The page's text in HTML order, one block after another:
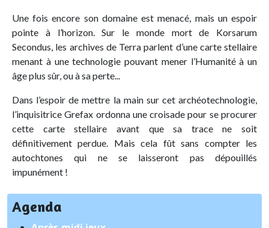
Une fois encore son domaine est menacé, mais un espoir
pointe à l’horizon. Sur le monde mort de Korsarum
Secondus, les archives de Terra parlent d’une carte stellaire
menant à une technologie pouvant mener l’Humanité à un
âge plus sûr, ou à sa perte...
Dans l’espoir de mettre la main sur cet archéotechnologie,
l’inquisitrice Grefax ordonna une croisade pour se procurer
cette carte stellaire avant que sa trace ne soit
définitivement perdue. Mais cela fût sans compter les
autochtones qui ne se laisseront pas dépouillés
impunément !
Agenda